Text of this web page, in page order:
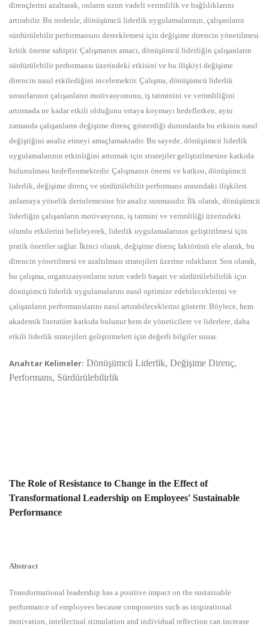
dirençlerini azaltarak, onların uzun vadeli verimlilik ve bağlılıklarını
artırabilir. Bu nedenle, dönüşümcü liderlik uygulamalarının, çalışanların
sürdürülebilir performansını desteklemesi için değişime direncin yönetilmesi
kritik öneme sahiptir. Çalışmanın amacı, dönüşümcü liderliğin çalışanların
sürdürülebilir performansı üzerindeki etkisini ve bu ilişkiyi değişime
direncin nasıl etkilediğini incelemektir. Çalışma, dönüşümcü liderlik
unsurlarının çalışanların motivasyonunu, iş tatminini ve verimliliğini
artırmada ne kadar etkili olduğunu ortaya koymayı hedeflerken, aynı
zamanda çalışanların değişime direnç gösterdiği durumlarda bu etkinin nasıl
değiştiğini analiz etmeyi amaçlamaktadır. Bu sayede, dönüşümcü liderlik
uygulamalarının etkinliğini artırmak için stratejiler geliştirilmesine katkıda
bulunulması hedeflenmektedir. Çalışmanın önemi ve katkısı, dönüşümcü
liderlik, değişime direnç ve sürdürülebilir performans arasındaki ilişkileri
anlamaya yönelik derinlemesine bir analiz sunmasıdır. İlk olarak, dönüşümcü
liderliğin çalışanların motivasyonu, iş tatmini ve verimliliği üzerindeki
olumlu etkilerini belirleyerek, liderlik uygulamalarının geliştirilmesi için
pratik öneriler sağlar. İkinci olarak, değişime direnç faktörünü ele alarak, bu
direncin yönetilmesi ve azaltılması stratejileri üzerine odaklanır. Son olarak,
bu çalışma, organizasyonların uzun vadeli başarı ve sürdürülebilirlik için
dönüşümcü liderlik uygulamalarını nasıl optimize edebileceklerini ve
çalışanların performanslarını nasıl artırabileceklerini gösterir. Böylece, hem
akademik literatüre katkıda bulunur hem de yöneticilere ve liderlere, daha
etkili liderlik stratejileri geliştirmeleri için değerli bilgiler sunar.
Anahtar Kelimeler: Dönüşümcü Liderlik, Değişime Direnç,
Performans, Sürdürülebilirlik
The Role of Resistance to Change in the Effect of
Transformational Leadership on Employees' Sustainable
Performance
Abstract
Transformational leadership has a positive impact on the sustainable
performance of employees because components such as inspirational
motivation, intellectual stimulation and individual reflection can increase